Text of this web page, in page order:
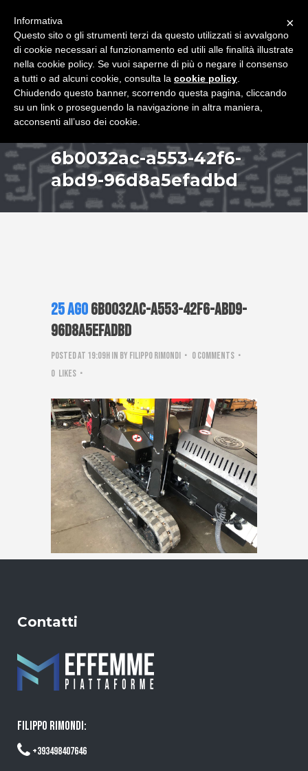
6b0032ac-a553-42f6-
abd9-96d8a5efadbd
25 Ago6b0032ac-a553-42f6-abd9-
96d8a5efadbd
Posted at 19:09hin by Filippo Rimondi
0 Comments
0 Likes
Contatti
FILIPPO RIMONDI:
+393498407646
×
Informativa
Questo sito o gli strumenti terzi da questo utilizzati si avvalgono
di cookie necessari al funzionamento ed utili alle finalità illustrate
nella cookie policy. Se vuoi saperne di più o negare il consenso
a tutti o ad alcuni cookie, consulta la cookie policy
Chiudendo questo banner, scorrendo questa pagina, cliccando
su un link o proseguendo la navigazione in altra maniera,
acconsenti all’uso dei cookie.